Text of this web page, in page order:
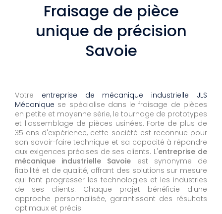
Fraisage de pièce
unique de précision
Savoie
Votre entreprise de mécanique industrielle JLS
Mécanique se spécialise dans le fraisage de pièces
en petite et moyenne série, le tournage de prototypes
et l'assemblage de pièces usinées. Forte de plus de
35 ans d'expérience, cette société est reconnue pour
son savoir-faire technique et sa capacité à répondre
aux exigences précises de ses clients. L'entreprise de
mécanique industrielle Savoie est synonyme de
fiabilité et de qualité, offrant des solutions sur mesure
qui font progresser les technologies et les industries
de ses clients. Chaque projet bénéficie d'une
approche personnalisée, garantissant des résultats
optimaux et précis.